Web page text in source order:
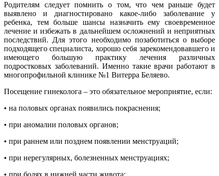
Родителям следует помнить о том, что чем раньше будет
выявлено и диагностировано какое-либо заболевание у
ребенка, тем больше шансы назначить ему своевременное
лечение и избежать в дальнейшем осложнений и неприятных
последствий. Для этого необходимо позаботиться о выборе
подходящего специалиста, хорошо себя зарекомендовавшего и
имеющего большую практику лечения различных
подростковых заболеваний. Именно такие врачи работают в
многопрофильной клинике №1 Витерра Беляево.
Посещение гинеколога – это обязательное мероприятие, если:
• на половых органах появились покраснения;
• при аномалии половых органов;
• при раннем или позднем появлении менструаций;
• при нерегулярных, болезненных менструациях;
• при болях в нижней части живота;